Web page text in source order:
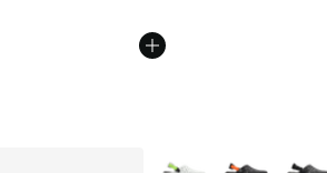
Weitere Farben